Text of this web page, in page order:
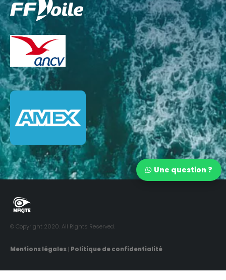
Une question ?
© Copyright 2020. All Rights Reserved.
Mentions légales| Politique de confidentialité